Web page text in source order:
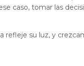
caso, tomar las
su luz, y